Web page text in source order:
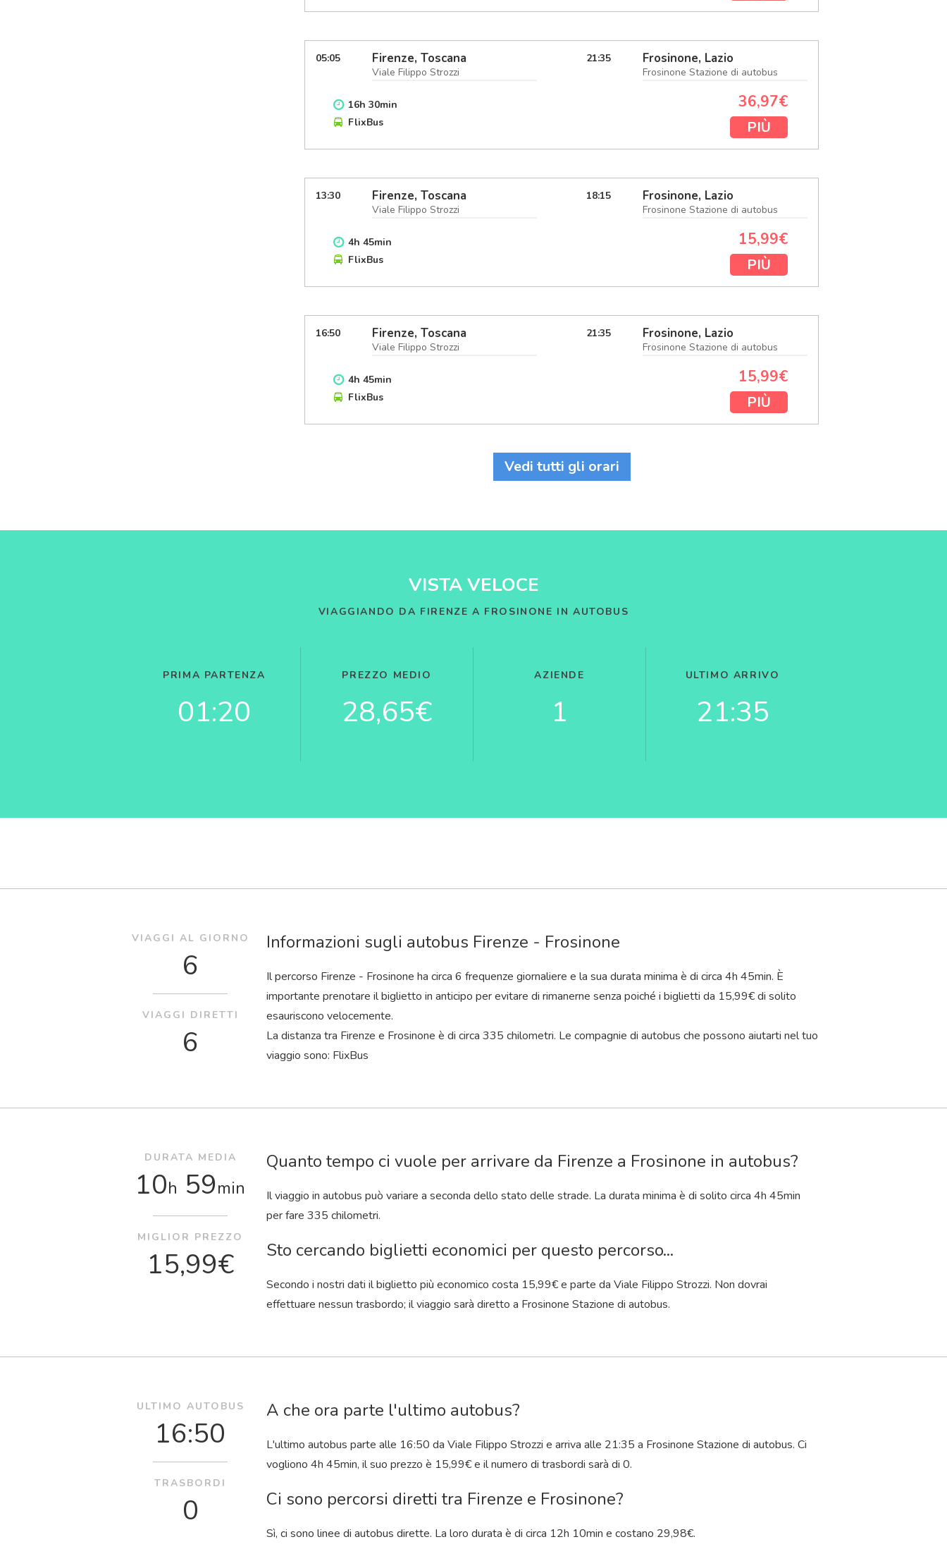
05:05 Firenze, Toscana
Viale Filippo Strozzi
21:35 Frosinone, Lazio
Frosinone Stazione di autobus
16h 30min
FlixBus
36,97€
PIÙ
13:30 Firenze, Toscana
Viale Filippo Strozzi
18:15 Frosinone, Lazio
Frosinone Stazione di autobus
4h 45min
FlixBus
15,99€
PIÙ
16:50 Firenze, Toscana
Viale Filippo Strozzi
21:35 Frosinone, Lazio
Frosinone Stazione di autobus
4h 45min
FlixBus
15,99€
PIÙ
Vedi tutti gli orari
VISTA VELOCE
VIAGGIANDO DA FIRENZE A FROSINONE IN AUTOBUS
PRIMA PARTENZA
01:20
PREZZO MEDIO
28,65€
AZIENDE
1
ULTIMO ARRIVO
21:35
Informazioni sugli autobus Firenze - Frosinone
Il percorso Firenze - Frosinone ha circa 6 frequenze giornaliere e la sua durata minima è di circa 4h 45min. È
importante prenotare il biglietto in anticipo per evitare di rimanerne senza poiché i biglietti da 15,99€ di solito
esauriscono velocemente.
La distanza tra Firenze e Frosinone è di circa 335 chilometri. Le compagnie di autobus che possono aiutarti nel tuo
viaggio sono: FlixBus
VIAGGI AL GIORNO
6
VIAGGI DIRETTI
6
Quanto tempo ci vuole per arrivare da Firenze a Frosinone in autobus?
Il viaggio in autobus può variare a seconda dello stato delle strade. La durata minima è di solito circa 4h 45min
per fare 335 chilometri.
Sto cercando biglietti economici per questo percorso...
Secondo i nostri dati il ​​biglietto più economico costa 15,99€ e parte da Viale Filippo Strozzi. Non dovrai
effettuare nessun trasbordo; il viaggio sarà diretto a Frosinone Stazione di autobus.
DURATA MEDIA
10h 59min
MIGLIOR PREZZO
15,99€
A che ora parte l'ultimo autobus?
L'ultimo autobus parte alle 16:50 da Viale Filippo Strozzi e arriva alle 21:35 a Frosinone Stazione di autobus. Ci
vogliono 4h 45min, il suo prezzo è 15,99€ e il numero di trasbordi sarà di 0.
Ci sono percorsi diretti tra Firenze e Frosinone?
Sì, ci sono linee di autobus dirette. La loro durata è di circa 12h 10min e costano 29,98€.
ULTIMO AUTOBUS
16:50
TRASBORDI
0